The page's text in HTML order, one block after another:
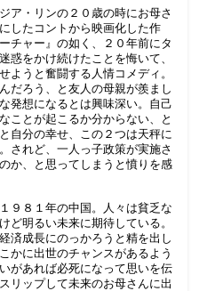
ア・リンの２０歳の時にお母さ
したコントから映画化した作
チャー』の如く、２０年前にタ
惑をかけ続けたことを悔いて、
ようと奮闘する人情コメディ。
だろう、と友人の母親が羨まし
発想になるとは興味深い。自己
ことが起こるか分からない、と
自分の幸せ、この２つは天秤に
されど、一人っ子政策が実施さ
か、と思ってしまうと憤りを感
９８１年の中国。人々は貧乏な
ど明るい未来に期待している。
済成長にのっかろうと精を出し
かに出世のチャンスがあるよう
があれば必死になって思いを伝
リップして未来のお母さんに出